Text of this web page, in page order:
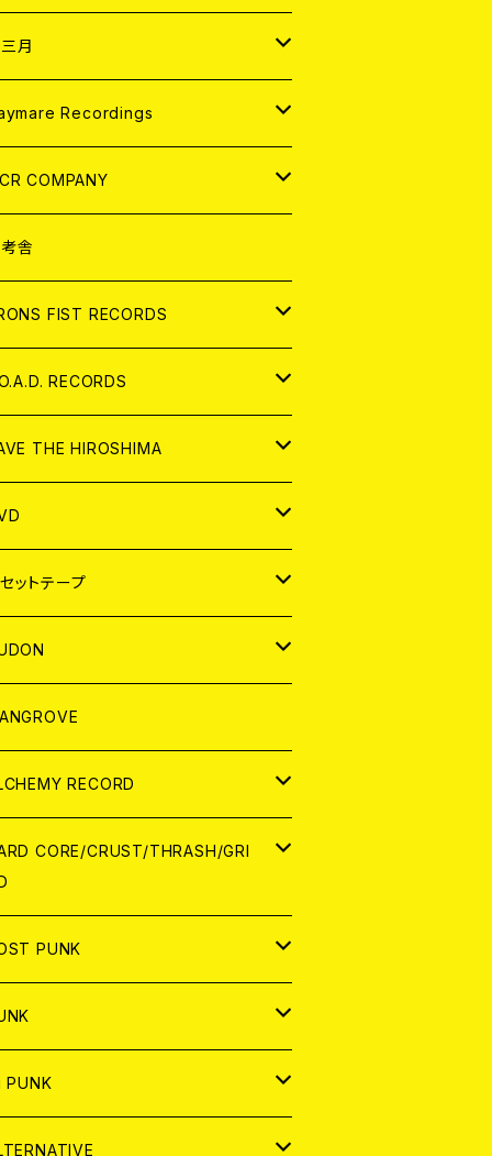
レル
月
Recordings
COMPANY
レル
舎
FIST RECORDS
RECORDS
THE HIROSHIMA
レル
ットテープ
レル
ログ
CONTENTS
RECORD
CORE/CRUST/THRASH/GRI
PUNK
PUNK